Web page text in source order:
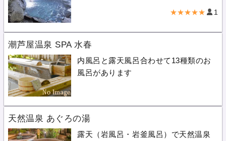
★★★★★ 1
潮芦屋温泉 SPA 水春
内風呂と露天風呂合わせて13種類のお
風呂があります
天然温泉 あぐろの湯
露天（岩風呂・岩釜風呂）で天然温泉